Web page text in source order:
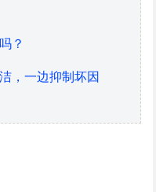
？
，一边抑制坏因